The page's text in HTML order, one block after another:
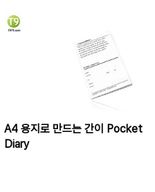
A4 용지로 만드는 간이 Pocket
Diary